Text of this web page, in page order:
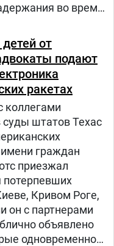
во время
своего
от
подают
ракетах
коллегами
суды штатов Техас
граждан
приезжал
потерпевших
Кривом Роге,
он с партнерами
объявлено
одновременно